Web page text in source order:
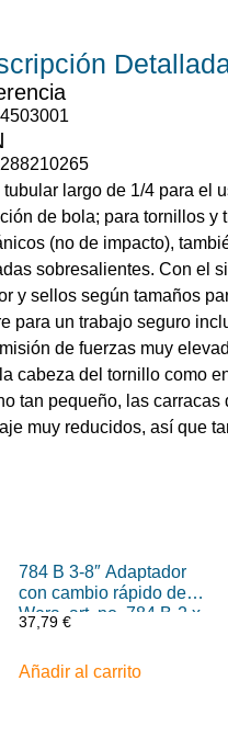
tubular largo de 1/4 para el
de bola; para tornillos y
(no de impacto),
sobresalientes. Con el
y sellos según tamaños
para un trabajo seguro
de fuerzas muy
cabeza del tornillo como
tan pequeño, las
muy reducidos, así que
784 B 3-8″ Adaptador
con cambio rápido de
Wera, art. no. 784 B-2 x
5-16″ x 50 mm
37,79 €
Añadir al carrito